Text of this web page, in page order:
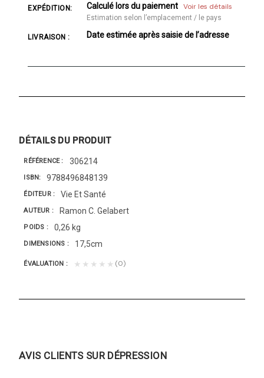
EXPÉDITION: Calculé lors du paiement Voir les détails
Estimation selon l’emplacement / le pays
LIVRAISON : Date estimée après saisie de l’adresse
DÉTAILS DU PRODUIT
RÉFÉRENCE 306214
ISBN 9788496848139
ÉDITEUR Vie Et Santé
AUTEUR Ramon C. Gelabert
POIDS 0,26 kg
DIMENSIONS 17,5cm
ÉVALUATION ★★★★★ (0)
AVIS CLIENTS SUR DÉPRESSION